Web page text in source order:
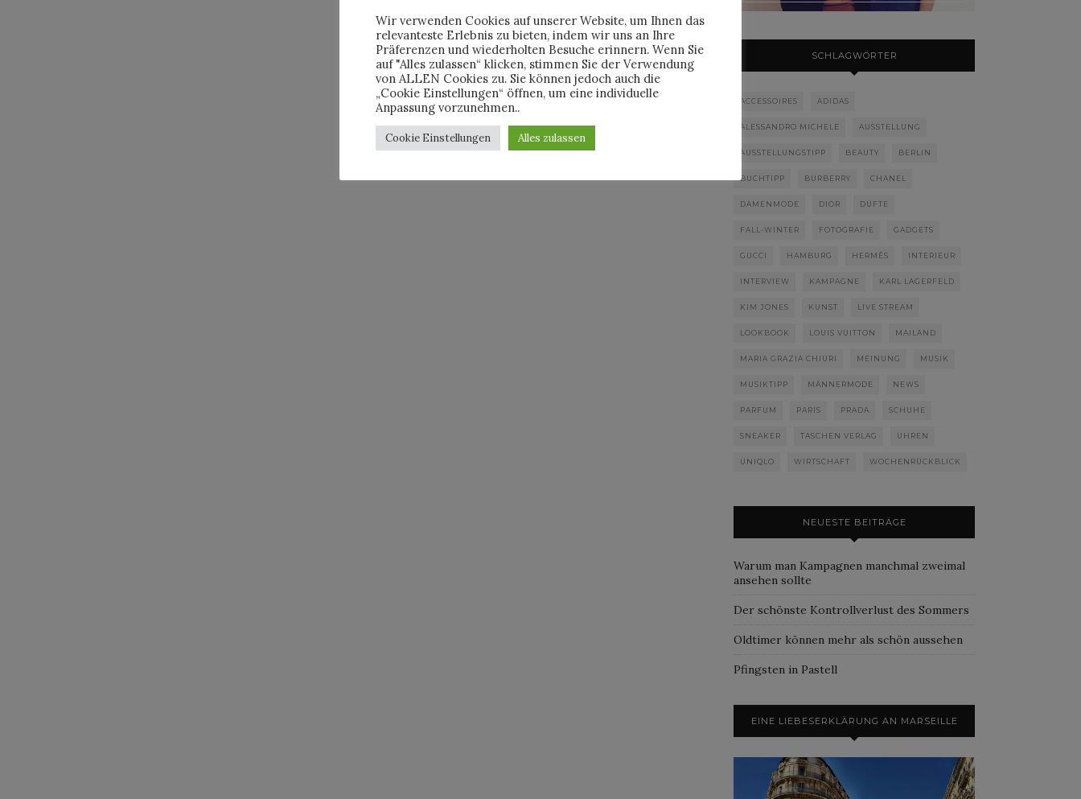
SCHLAGWÖRTER
ACCESSOIRES ADIDAS
ALESSANDRO MICHELE AUSSTELLUNG
AUSSTELLUNGSTIPP BEAUTY BERLIN
BUCHTIPP BURBERRY CHANEL
DAMENMODE DIOR DÜFTE
FALL-WINTER FOTOGRAFIE GADGETS
GUCCI HAMBURG HERMÈS INTERIEUR
INTERVIEW KAMPAGNE KARL LAGERFELD
KIM JONES KUNST LIVE STREAM
LOOKBOOK LOUIS VUITTON MAILAND
MARIA GRAZIA CHIURI MEINUNG MUSIK
MUSIKTIPP MÄNNERMODE NEWS
PARFUM PARIS PRADA SCHUHE
SNEAKER TASCHEN VERLAG UHREN
UNIQLO WIRTSCHAFT WOCHENRÜCKBLICK
NEUESTE BEITRÄGE
Warum man Kampagnen manchmal zweimal
ansehen sollte
Der schönste Kontrollverlust des Sommers
Oldtimer können mehr als schön aussehen
Pfingsten in Pastell
EINE LIEBESERKLÄRUNG AN MARSEILLE
Wir verwenden Cookies auf unserer Website, um Ihnen das
relevanteste Erlebnis zu bieten, indem wir uns an Ihre
Präferenzen und wiederholten Besuche erinnern. Wenn Sie
auf "Alles zulassen“ klicken, stimmen Sie der Verwendung
von ALLEN Cookies zu. Sie können jedoch auch die
„Cookie Einstellungen“ öffnen, um eine individuelle
Anpassung vorzunehmen..
Cookie Einstellungen Alles zulassen